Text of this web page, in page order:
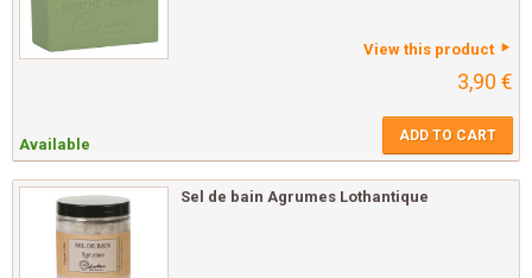
View this product
3,90 €
Available ADD TO CART
Sel de bain Agrumes Lothantique